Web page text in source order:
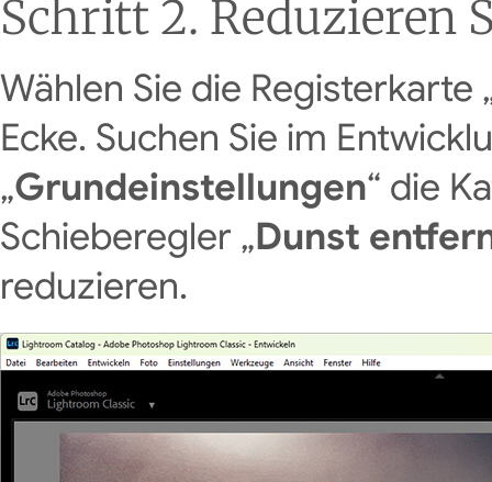
Schritt 2. Reduzieren
Wählen Sie die Registerkarte
Ecke. Suchen Sie im
„Grundeinstellungen“ die
Schieberegler „Dunst
reduzieren.